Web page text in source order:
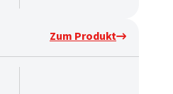
Zum Produkt